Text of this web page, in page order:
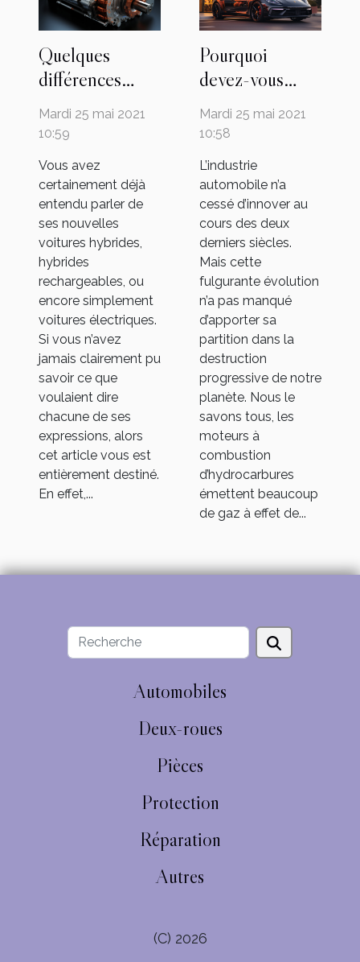
Quelques
différences
spécifiques
entre les
hybrides et les
moteurs
électriques
Mardi 25 mai 2021
10:59
Vous avez
certainement déjà
entendu parler de
ses nouvelles
voitures hybrides,
hybrides
rechargeables, ou
encore simplement
voitures électriques.
Si vous n’avez
jamais clairement pu
savoir ce que
voulaient dire
chacune de ses
expressions, alors
cet article vous est
entièrement destiné.
En effet,...
Pourquoi
devez-vous
passer aux
véhicules
Mardi 25 mai 2021
10:58
L’industrie
automobile n’a
cessé d’innover au
cours des deux
derniers siècles.
Mais cette
fulgurante évolution
n’a pas manqué
d’apporter sa
partition dans la
destruction
progressive de notre
planète. Nous le
savons tous, les
moteurs à
combustion
d’hydrocarbures
émettent beaucoup
de gaz à effet de...
Automobiles
Deux-roues
Pièces
Protection
Réparation
Autres
(C) 2026